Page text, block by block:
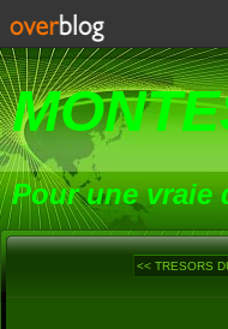
Pour une vraie
<< TRESORS